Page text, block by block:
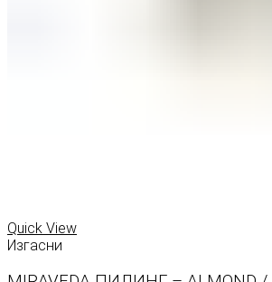
Quick View
Изгасни